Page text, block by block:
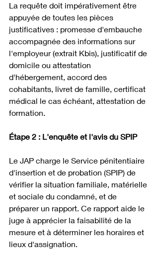
La requête doit impérativement être
appuyée de toutes les pièces
justificatives : promesse d'embauche
accompagnée des informations sur
l'employeur (extrait Kbis), justificatif de
domicile ou attestation
d'hébergement, accord des
cohabitants, livret de famille, certificat
médical le cas échéant, attestation de
formation.
Étape 2 : L'enquête et l'avis du SPIP
Le JAP charge le Service pénitentiaire
d'insertion et de probation (SPIP) de
vérifier la situation familiale, matérielle
et sociale du condamné, et de
préparer un rapport. Ce rapport aide le
juge à apprécier la faisabilité de la
mesure et à déterminer les horaires et
lieux d'assignation.